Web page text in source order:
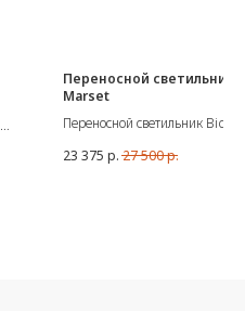
Переносной светильник
Marset
Переносной светильник
Размеры: ø14 см, высота 22,5
23 375 р. 27 500р.